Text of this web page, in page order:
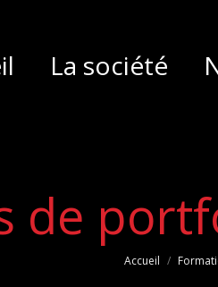
La société
de
Vous êtes ici :
Accueil